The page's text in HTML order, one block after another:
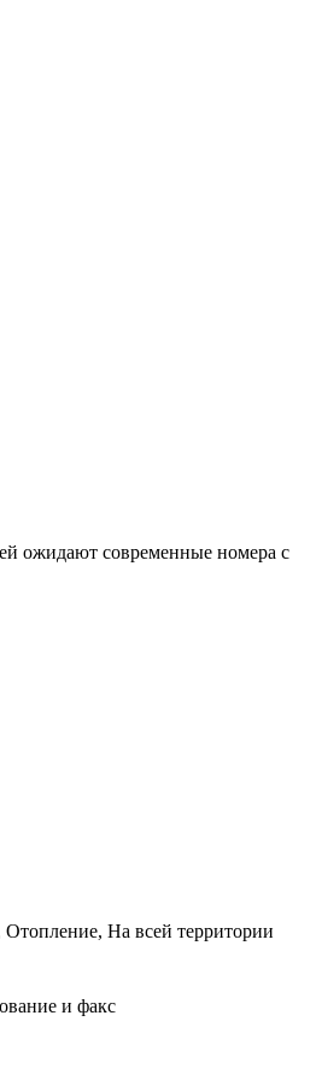
ожидают современные номера с
Отопление, На всей территории
и факс